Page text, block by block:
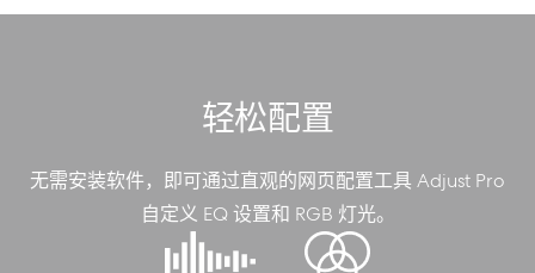
轻松配置
无需安装软件，即可通过直观的网页配置工具 Adjust Pro
自定义 EQ 设置和 RGB 灯光。